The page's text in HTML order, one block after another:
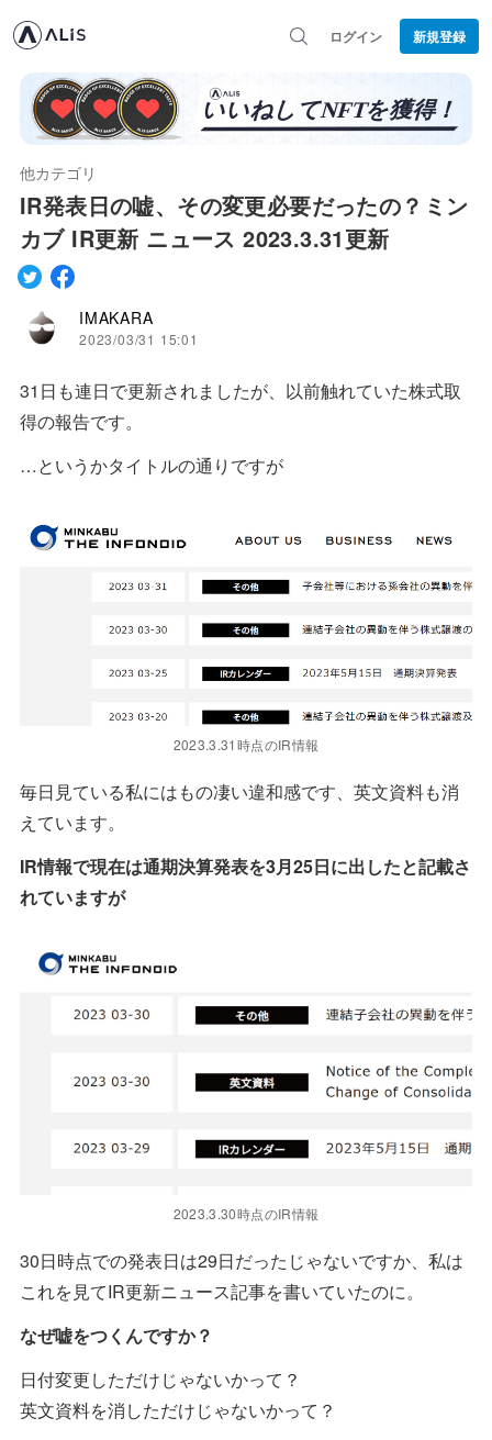
ログイン 新規登録
他カテゴリ
IR発表日の嘘、その変更必要だったの？ミン
カブ IR更新 ニュース 2023.3.31更新
IMAKARA
2023/03/31 15:01
31日も連日で更新されましたが、以前触れていた株式取
得の報告です。
…というかタイトルの通りですが
2023.3.31時点のIR情報
毎日見ている私にはもの凄い違和感です、英文資料も消
えています。
IR情報で現在は通期決算発表を3月25日に出したと記載さ
れていますが
2023.3.30時点のIR情報
30日時点での発表日は29日だったじゃないですか、私は
これを見てIR更新ニュース記事を書いていたのに。
なぜ嘘をつくんですか？
日付変更しただけじゃないかって？
英文資料を消しただけじゃないかって？